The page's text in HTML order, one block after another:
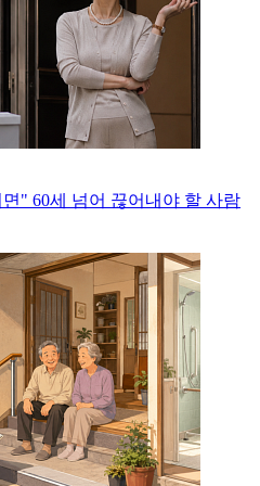
" 60세 넘어 끊어내야 할 사람